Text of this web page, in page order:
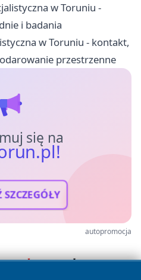
w Toruniu -
i badania
w Toruniu - kontakt,
przestrzenne
się na
SZCZEGÓŁY
autopromocja